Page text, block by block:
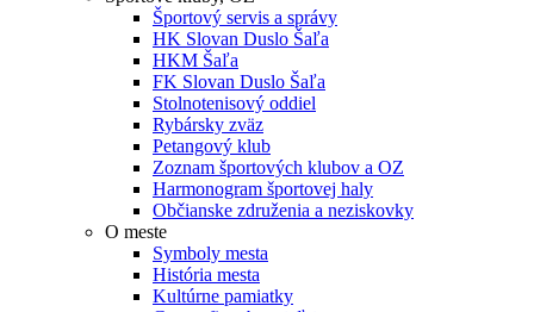
Športový servis a správy
HK Slovan Duslo Šaľa
HKM Šaľa
FK Slovan Duslo Šaľa
Stolnotenisový oddiel
Rybársky zväz
Petangový klub
Zoznam športových klubov a OZ
Harmonogram športovej haly
Občianske združenia a neziskovky
O meste
Symboly mesta
História mesta
Kultúrne pamiatky